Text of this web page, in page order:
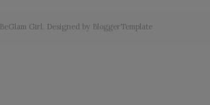
BeGlam Girl . Designed by BloggerTemplate